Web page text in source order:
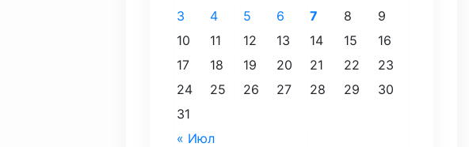
« Июл
3
4 5 6 7 8
9
10
11 12 13 14 15
16
17
18 19 20 21 22
23
24
25 26 27 28 29
30
31